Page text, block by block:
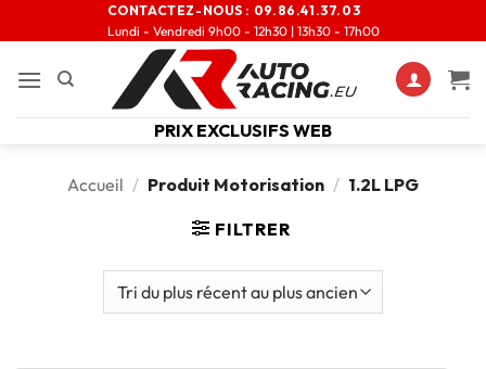
CONTACTEZ-NOUS : 09.86.41.37.03
Lundi - Vendredi 9h00 - 12h30 | 13h30 - 17h00
PRIX EXCLUSIFS WEB
Accueil / Produit Motorisation / 1.2L LPG
FILTRER